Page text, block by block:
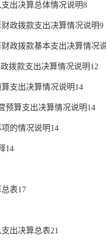
出决算总体情况说明8
政拨款支出决算情况说明9
政拨款基本支出决算情况
拨款支出决算情况说明12
支出决算情况说明14
预算支出决算情况说明14
的情况说明14
14
表1 7
出决算总表21